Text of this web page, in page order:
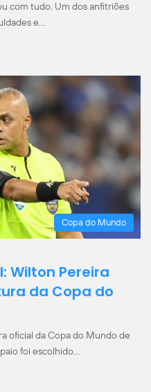
com tudo. Um dos anfitriões
e…
Copa do Mundo
Wilton Pereira
da Copa do
oficial da Copa do Mundo de
foi escolhido…